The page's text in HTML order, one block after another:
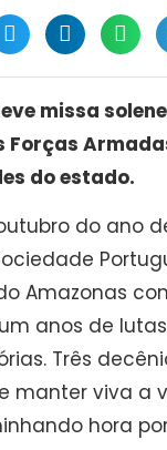
missa
Forças
do estado.
do ano
Amazonas
anos de
Três
manter viva a
hora